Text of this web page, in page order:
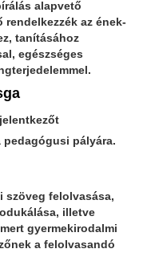
alapvető
az ének-
tanításához
egészséges
pedagógusi pályára.
szöveg felolvasása,
illetve
gyermekirodalmi
a felolvasandó